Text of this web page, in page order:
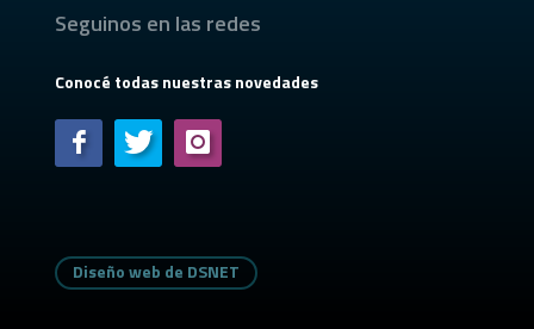
Seguinos en las redes
Conocé todas nuestras novedades
Diseño web de DSNET